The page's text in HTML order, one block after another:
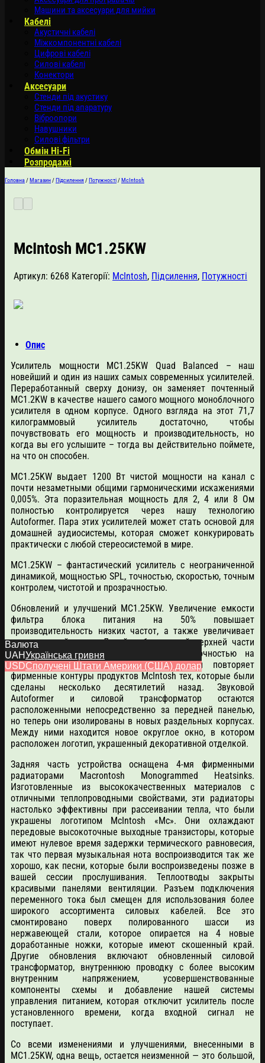
Машини та аксесуари для мийки
Кабелі
Акустичні кабелі
Міжкомпонентні кабелі
Цифрові кабелі
Силові кабелі
Конектори
Аксесуари
Стенди під акустику
Стенди під апаратуру
Віброопори
Навушники
Силові фільтри
Обмін Hi-Fi
Розпродажі
Головна /Магазин /Підсилення /Потужності /McIntosh
McIntosh MC1.25KW
Артикул: 6268 Категорії: McIntosh, Підсилення, Потужності
Опис
Усилитель мощности MC1.25KW Quad Balanced – наш
новейший и один из наших самых современных усилителей.
Переработанный сверху донизу, он заменяет почтенный
MC1.2KW в качестве нашего самого мощного моноблочного
усилителя в одном корпусе. Одного взгляда на этот 71,7
килограммовый усилитель достаточно, чтобы
почувствовать его мощность и производительность, но
когда вы его услышите – тогда вы действительно поймете,
на что он способен.
MC1.25KW выдает 1200 Вт чистой мощности на канал с
почти незаметными общими гармоническими искажениями
0,005%. Эта поразительная мощность для 2, 4 или 8 Ом
полностью контролируется через нашу технологию
Autoformer. Пара этих усилителей может стать основой для
домашней аудиосистемы, которая сможет конкурировать
практически с любой стереосистемой в мире.
MC1.25KW – фантастический усилитель с неограниченной
динамикой, мощностью SPL, точностью, скоростью, точным
контролем, чистотой и прозрачностью.
Обновлений и улучшений MC1.25KW. Увеличение емкости
фильтра блока питания на 50% повышает
производительность низких частот, а также увеличивает
динамический запас. Дизайн обновленной верхней части
усилителя произведен с претензионной точностью на
промышленном оборудовании McIntosh, и повторяет
фирменные контуры продуктов McIntosh тех, которые были
сделаны несколько десятилетий назад. Звуковой
Autoformer и силовой трансформатор остаются
расположенными непосредственно за передней панелью,
но теперь они изолированы в новых раздельных корпусах.
Между ними находится новое округлое окно, в котором
расположен логотип, украшенный декоративной отделкой.
Задняя часть устройства оснащена 4-мя фирменными
радиаторами Macrontosh Monogrammed Heatsinks.
Изготовленные из высококачественных материалов с
отличными теплопроводными свойствами, эти радиаторы
настолько эффективны при рассеивании тепла, что были
украшены логотипом McIntosh «Mc». Они охлаждают
передовые высокоточные выходные транзисторы, которые
имеют нулевое время задержки термического равновесия,
так что первая музыкальная нота воспроизводится так же
хорошо, как песни, которые были воспроизведены позже в
вашей сессии прослушивания. Теплоотводы закрыты
красивыми панелями вентиляции. Разъем подключения
переменного тока был смещен для использования более
широкого ассортимента силовых кабелей. Все это
смонтировано поверх полированного шасси из
нержавеющей стали, которое опирается на 4 новые
доработанные ножки, которые имеют скошенный край.
Другие обновления включают обновленный силовой
трансформатор, внутреннюю проводку с более высоким
внутренним напряжением, усовершенствованные
компоненты схемы и добавление нашей системы
управления питанием, которая отключит усилитель после
установленного времени, когда входной сигнал не
поступает.
Со всеми изменениями и улучшениями, внесенными в
MC1.25KW, одна вещь, остается неизменной — это большой,
Валюта
UAHУкраїнська гривня
USDСполучені Штати Америки (США) долар